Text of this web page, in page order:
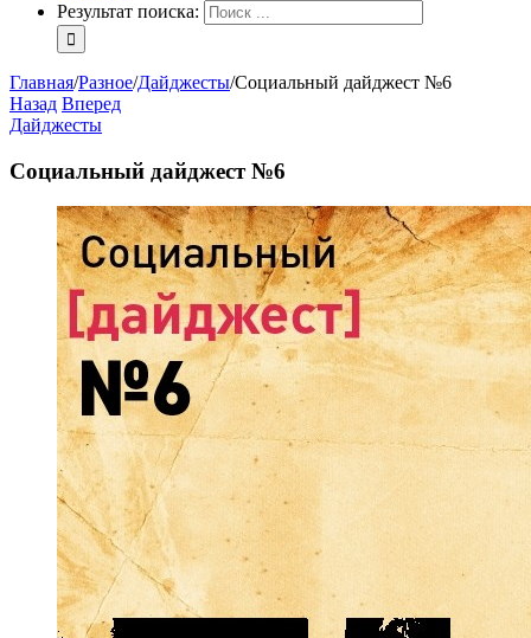
Результат поиска:
Главная/Разное/Дайджесты/Социальный дайджест №6
Назад Вперед
Дайджесты
Социальный дайджест №6